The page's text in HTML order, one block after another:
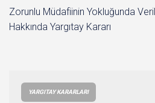
Zorunlu Müdafiinin Yokluğunda
Hakkında Yargıtay Kararı
YARGITAY KARARLARI